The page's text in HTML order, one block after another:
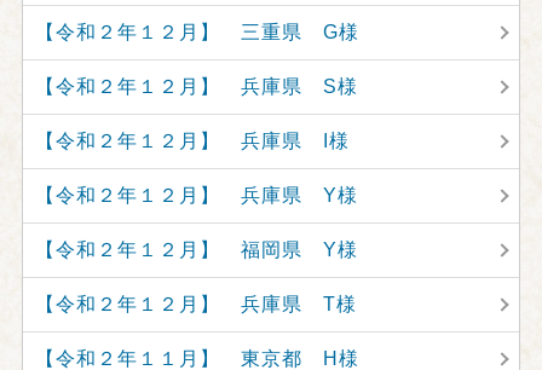
【令和２年１２月】 三重県 G様
【令和２年１２月】 兵庫県 S様
【令和２年１２月】 兵庫県 I様
【令和２年１２月】 兵庫県 Y様
【令和２年１２月】 福岡県 Y様
【令和２年１２月】 兵庫県 T様
【令和２年１１月】 東京都 H様